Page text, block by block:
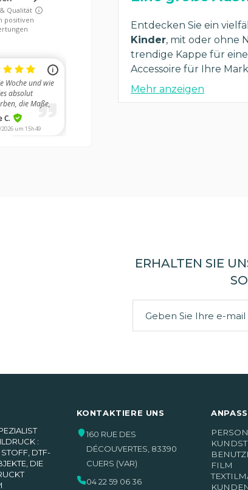
Entdecken Sie ein
Kinder, mit oder ohne
trendige Kappe für
Accessoire für Ihre
Mehr anzeigen
ERHALTEN SIE
:
STOFF, DTF-
DIE
KONTAKTIERE UNS
160 RUE DES
DÉCOUVERTES 83390
CUERS (VAR)
04 22 59 06 36
FILM